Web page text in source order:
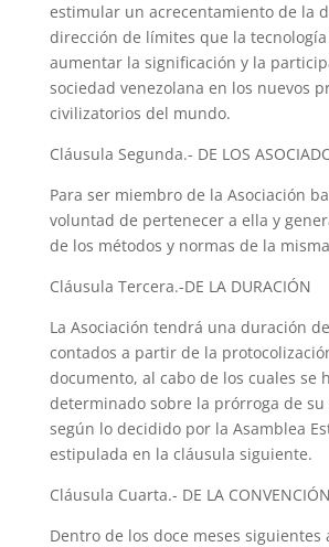
estimular un acrecentamiento de la
dirección de límites que la
aumentar la significación y la
sociedad venezolana en los nuevos
civilizatorios del mundo.
Cláusula Segunda.- DE LOS
Para ser miembro de la Asociación
voluntad de pertenecer a ella y
de los métodos y normas de la
Cláusula Tercera.-DE LA DURACIÓN
La Asociación tendrá una duración
contados a partir de la
documento, al cabo de los cuales se
determinado sobre la prórroga de su
según lo decidido por la Asamblea
estipulada en la cláusula siguiente.
Cláusula Cuarta.- DE LA CONVENCIÓN
Dentro de los doce meses siguientes